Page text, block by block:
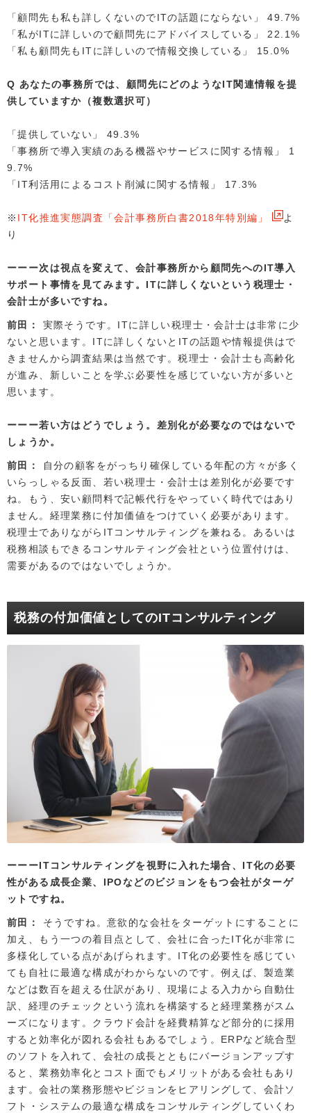
「顧問先も私も詳しくないのでITの話題にならない」 49.7%
「私がITに詳しいので顧問先にアドバイスしている」 22.1%
「私も顧問先もITに詳しいので情報交換している」 15.0%
Q あなたの事務所では、顧問先にどのようなIT関連情報を提
供していますか（複数選択可）
「提供していない」 49.3%
「事務所で導入実績のある機器やサービスに関する情報」 1
9.7%
「IT利活用によるコスト削減に関する情報」 17.3%
※ IT化推進実態調査「会計事務所白書2018年特別編」
よ
り
次は視点を変えて、会計事務所から顧問先へのIT導入
サポート事情を見てみます。ITに詳しくないという税理士・
会計士が多いですね。
前田
実際そうです。ITに詳しい税理士・会計士は非常に少
ないと思います。ITに詳しくないとITの話題や情報提供はで
きませんから調査結果は当然です。税理士・会計士も高齢化
が進み、新しいことを学ぶ必要性を感じていない方が多いと
思います。
若い方はどうでしょう。差別化が必要なのではないで
しょうか。
前田
自分の顧客をがっちり確保している年配の方々が多く
いらっしゃる反面、若い税理士・会計士は差別化が必要です
ね。もう、安い顧問料で記帳代行をやっていく時代ではあり
ません。経理業務に付加価値をつけていく必要があります。
税理士でありながらITコンサルティングを兼ねる。あるいは
税務相談もできるコンサルティング会社という位置付けは、
需要があるのではないでしょうか。
税務の付加価値としてのITコンサルティング
ITコンサルティングを視野に入れた場合、IT化の必要
性がある成長企業、IPOなどのビジョンをもつ会社がターゲ
ットですね。
前田
そうですね。意欲的な会社をターゲットにすることに
加え、もう一つの着目点として、会社に合ったIT化が非常に
多様化している点があげられます。IT化の必要性を感じてい
ても自社に最適な構成がわからないのです。例えば、製造業
などは数百を超える仕訳があり、現場による入力から自動仕
訳、経理のチェックという流れを構築すると経理業務がスム
ーズになります。クラウド会計を経費精算など部分的に採用
すると効率化が図れる会社もあるでしょう。ERPなど統合型
のソフトを入れて、会社の成長とともにバージョンアップす
ると、業務効率化とコスト面でもメリットがある会社もあり
ます。会社の業務形態やビジョンをヒアリングして、会計ソ
フト・システムの最適な構成をコンサルティングしていくわ